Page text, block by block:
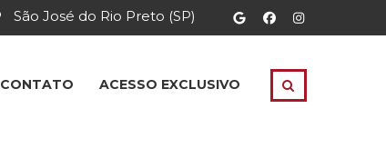
São José do Rio Preto (SP)
CONTATO ACESSO EXCLUSIVO